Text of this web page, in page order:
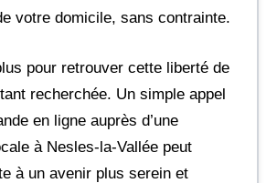
votre domicile, sans contrainte.
pour retrouver cette liberté de
recherchée. Un simple appel
en ligne auprès d’une
à Nesles-la-Vallée peut
à un avenir plus serein et